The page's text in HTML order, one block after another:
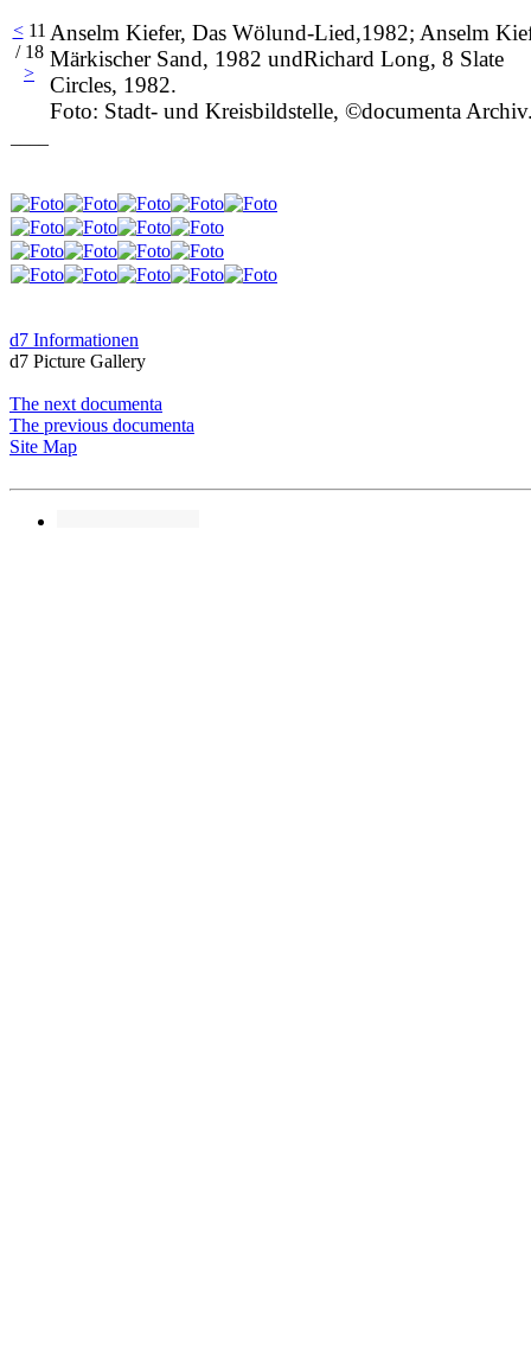
<11
/ 18
>
Anselm Kiefer, Das Wölund-Lied,1982; Anselm
Märkischer Sand, 1982 undRichard Long, 8 Slate
Circles, 1982.
Foto: Stadt- und Kreisbildstelle, ©documenta
d7 Informationen
d7 Picture Gallery
The next documenta
The previous documenta
Site Map